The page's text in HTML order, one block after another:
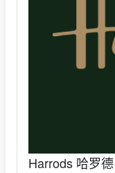
Harrods 哈罗德